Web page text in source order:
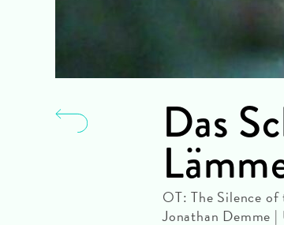
Das
OT: The Silence of
Jonathan Demme |